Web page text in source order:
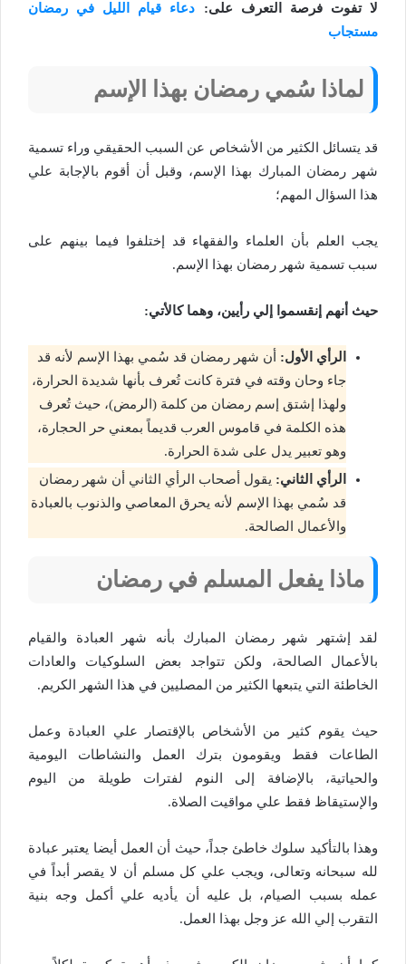
لا تفوت فرصة التعرف على: دعاء قيام الليل في رمضان
مستجاب
لماذا سُمي رمضان بهذا الإسم
قد يتسائل الكثير من الأشخاص عن السبب الحقيقي وراء تسمية
شهر رمضان المبارك بهذا الإسم، وقبل أن أقوم بالإجابة علي
هذا السؤال المهم؛
يجب العلم بأن العلماء والفقهاء قد إختلفوا فيما بينهم على
سبب تسمية شهر رمضان بهذا الإسم.
حيث أنهم إنقسموا إلي رأيين، وهما كالأتي:
الرأي الأول: أن شهر رمضان قد سُمي بهذا الإسم لأنه قد
جاء وحان وقته في فترة كانت تُعرف بأنها شديدة الحرارة،
ولهذا إشتق إسم رمضان من كلمة (الرمض)، حيث تُعرف
هذه الكلمة في قاموس العرب قديماً بمعني حر الحجارة،
وهو تعبير يدل على شدة الحرارة.
الرأي الثاني: يقول أصحاب الرأي الثاني أن شهر رمضان
قد سُمي بهذا الإسم لأنه يحرق المعاصي والذنوب بالعبادة
والأعمال الصالحة.
ماذا يفعل المسلم في رمضان
لقد إشتهر شهر رمضان المبارك بأنه شهر العبادة والقيام
بالأعمال الصالحة، ولكن تتواجد بعض السلوكيات والعادات
الخاطئة التي يتبعها الكثير من المصليين في هذا الشهر الكريم.
حيث يقوم كثير من الأشخاص بالإقتصار علي العبادة وعمل
الطاعات فقط ويقومون بترك العمل والنشاطات اليومية
والحياتية، بالإضافة إلى النوم لفترات طويلة من اليوم
والإستيقاظ فقط علي مواقيت الصلاة.
وهذا بالتأكيد سلوك خاطئ جداً، حيث أن العمل أيضا يعتبر عبادة
لله سبحانه وتعالى، ويجب علي كل مسلم أن لا يقصر أبداً في
عمله بسبب الصيام، بل عليه أن يأديه علي أكمل وجه بنية
التقرب إلي الله عز وجل بهذا العمل.